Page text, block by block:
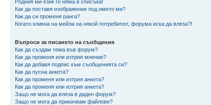
Родния ми език го няма в списъка!
Как да поставя изображение под името ми?
Как да си променя ранга?
Когато кликна на мейла на някой потребител, форума иска да вляза?!
Въпроси за писането на съобщения
Как да създам тема във форум?
Как да променя или изтрия мнение?
Как да добавя подпис към съобщенията си?
Как да пусна анкета?
Как да променя или изтрия анкета?
Как да променя или изтрия анкета?
Защо не мога да вляза в даден форум?
Защо не мога да прикачвам файлове?